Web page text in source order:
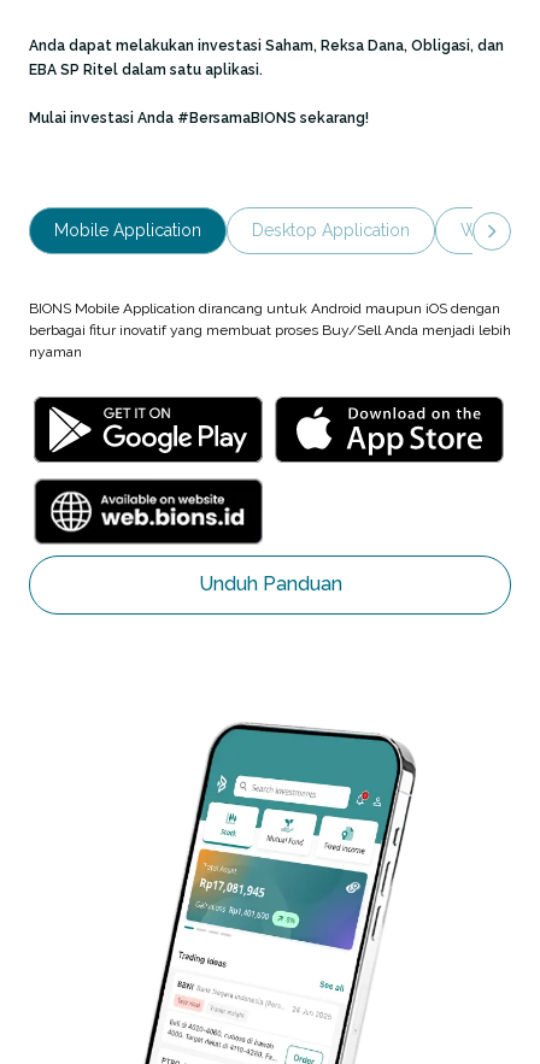
Anda dapat melakukan investasi Saham, Reksa Dana, Obligasi, dan
EBA SP Ritel dalam satu aplikasi.
Mulai investasi Anda #BersamaBIONS sekarang!
Mobile Application Desktop Application Website
BIONS Mobile Application dirancang untuk Android maupun iOS dengan
berbagai fitur inovatif yang membuat proses Buy/Sell Anda menjadi lebih
nyaman
Unduh Panduan